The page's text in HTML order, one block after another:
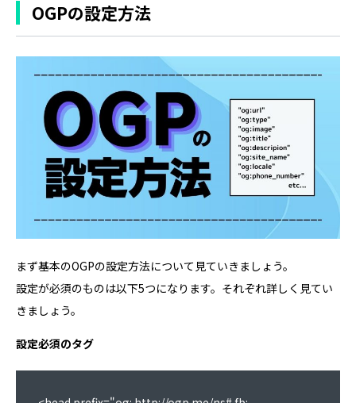
OGPの設定方法
まず基本のOGPの設定方法について見ていきましょう。
設定が必須のものは以下5つになります。それぞれ詳しく見てい
きましょう。
設定必須のタグ